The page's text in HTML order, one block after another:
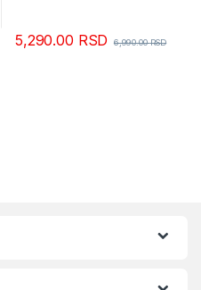
5,290.00 RSD 6,990.00RSD